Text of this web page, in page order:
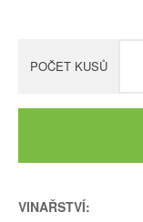
POČET KUSŮ
VINAŘSTVÍ: